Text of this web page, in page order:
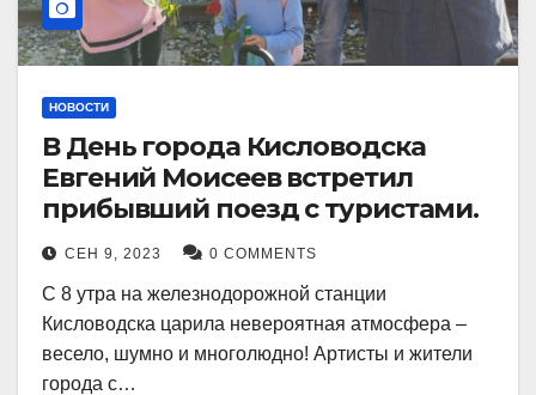
НОВОСТИ
В День города Кисловодска
Евгений Моисеев встретил
прибывший поезд с туристами.
СЕН 9, 2023 0 COMMENTS
С 8 утра на железнодорожной станции
Кисловодска царила невероятная атмосфера –
весело, шумно и многолюдно! Артисты и жители
города с…